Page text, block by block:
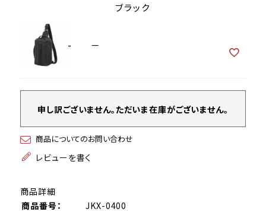
ブラック
- —
申し訳ございません。ただいま在庫がございません。
商品についてのお問い合わせ
レビューを書く
商品詳細
商品番号：
JKX-0400